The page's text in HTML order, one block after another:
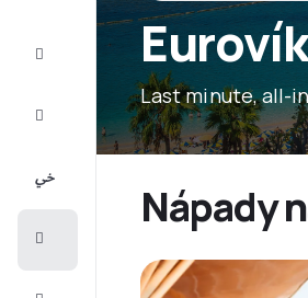
Last minute, all-
Nápady